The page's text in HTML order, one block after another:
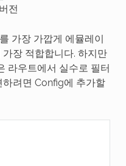
전
가장 가깝게 에뮬레이
장 적합합니다. 하지만
라우트에서 실수로 필터
려면 Config에 추가할